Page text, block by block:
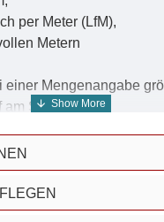
per Meter (LfM),
Metern
einer Mengenangabe
am Stück.
der Nummer